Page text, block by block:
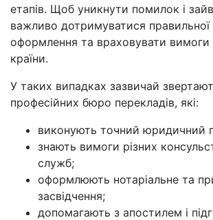
етапів. Щоб уникнути помилок і
важливо дотримуватися правильної
оформлення та враховувати вимоги
країни.
У таких випадках зазвичай
професійних бюро перекладів, які:
виконують точний юридичний
знають вимоги різних
служб;
оформлюють нотаріальне та
засвідчення;
допомагають з апостилем і